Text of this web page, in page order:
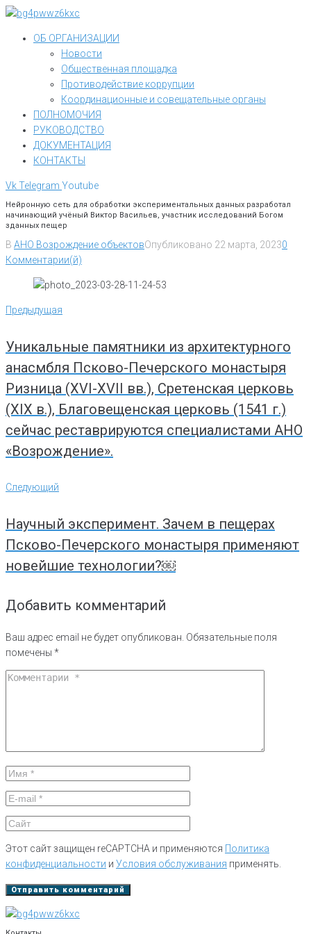
Перейти
контентуОБ ОРГАНИЗАЦИИ
Новости
Общественная площадка
Противодействие коррупции
Координационные и совещательные органы
ПОЛНОМОЧИЯ
РУКОВОДСТВО
ДОКУМЕНТАЦИЯ
КОНТАКТЫ
VkTelegram Youtube
Нейронную сеть для обработки экспериментальных данных разработал
начинающий учёный Виктор Васильев, участник исследований Богом
зданных пещер
В АНО Возрождение объектовОпубликовано 22 марта, 20230
Комментарии(й)
Навигация
по
Предыдущая
Предыдущая
Уникальные памятники из архитектурного
анасмбля Псково-Печерского монастыря
Ризница (XVI-XVII вв.), Сретенская церковь
(XIX в.), Благовещенская церковь (1541 г.)
сейчас реставрируются специалистами АНО
«Возрождение».
Следующий
Следующий
Научный эксперимент. Зачем в пещерах
Псково-Печерского монастыря применяют
новейшие технологии?￼
Добавить комментарий
Ваш адрес email не будет опубликован. Обязательные поля
помечены *
Этот сайт защищен reCAPTCHA и применяются Политика
конфиденциальности и Условия обслуживания применять.